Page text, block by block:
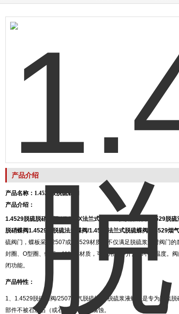
产品介绍
产品名称： 1.4529板脱硫蝶阀
产品介绍：
1.4529脱硫脱硝蝶阀WD341X法兰式1.4529板脱硫蝶阀1.4529脱
脱硝蝶阀1.4529板脱硫法兰蝶阀/1.4529法兰式脱硫蝶阀/1.4529烟
硫阀门，蝶板采用2507或1.4529材质，不仅满足脱硫浆液对阀门
封圈、O型圈、蝶板、转轴等材质，可适用多种介质和不同温度。
闭功能。
产品特性：
1、1.4529脱硫蝶阀/2507烟气脱硫蝶阀/脱硫浆液蝶阀是专为脱硫
部件不被石灰石（或石灰膏）浆液腐蚀。